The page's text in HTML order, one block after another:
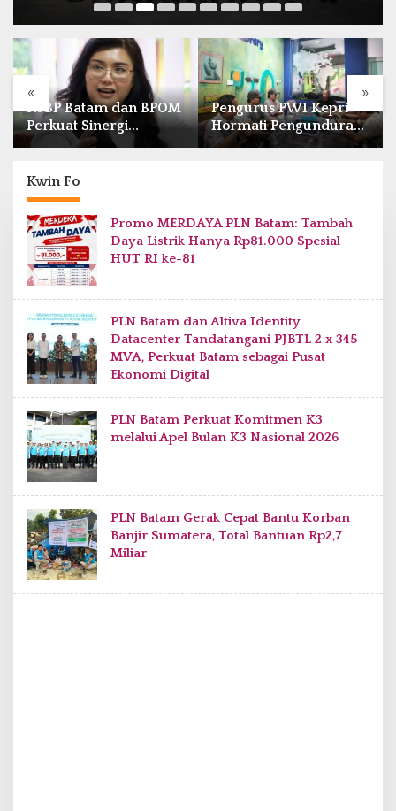
« »
RSBP Batam dan BPOM
Perkuat Sinergi
Pengawasan Distribusi
Kefarmasian
Pengurus PWI Kepri
Hormati Pengunduran
Diri Anggota, Segera
Kwin Fo
Promo MERDAYA PLN Batam: Tambah
Daya Listrik Hanya Rp81.000 Spesial
HUT RI ke-81
PLN Batam dan Altiva Identity
Datacenter Tandatangani PJBTL 2 x 345
MVA, Perkuat Batam sebagai Pusat
Ekonomi Digital
PLN Batam Perkuat Komitmen K3
melalui Apel Bulan K3 Nasional 2026
PLN Batam Gerak Cepat Bantu Korban
Banjir Sumatera, Total Bantuan Rp2,7
Miliar